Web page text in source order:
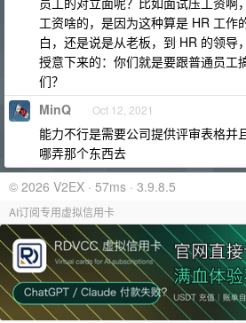
工资啥的，是因为这种算是 HR 工作
白，还是说是从老板，到 HR 的领导
授意下来的：你们就是要跟普通员工
们？
MinQ Oct 12, 2021
能力不行是需要公司提供评审表格并
哪弄那个东西去
© 2026 V2EX · 57ms · 3.9.8.5
AI订阅专用虚拟信用卡